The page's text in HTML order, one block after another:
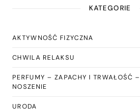
KATEGORIE
AKTYWNOŚĆ FIZYCZNA
CHWILA RELAKSU
PERFUMY – ZAPACHY I TRWAŁOŚĆ
NOSZENIE
URODA